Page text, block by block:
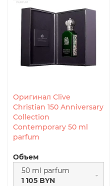
Оригинал Clive
Christian 150 Anniversary
Collection
Contemporary 50 ml
parfum
Объем
50 ml parfum
1 105 BYN